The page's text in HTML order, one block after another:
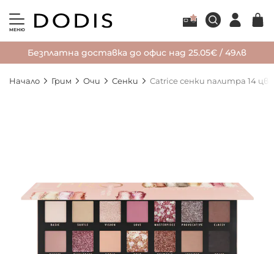
МЕНЮ
Безплатна доставка до офис над 25.05€ / 49лв
Начало Грим Очи Сенки Catrice сенки палитра 14
изображенията